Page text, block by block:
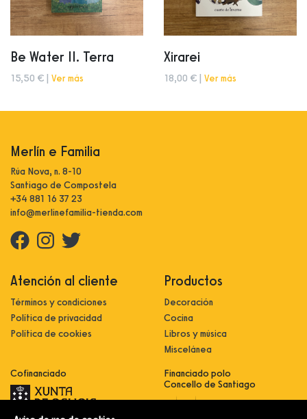
Be Water II. Terra
15,50 € | Ver más
Xirarei
18,00 € | Ver más
Merlín e Familia
Rúa Nova, n. 8-10
Santiago de Compostela
+34 881 16 37 23
info@merlinefamilia-tienda.com
Atención al cliente
Términos y condiciones
Política de privacidad
Política de cookies
Productos
Decoración
Cocina
Libros y música
Miscelánea
Cofinanciado
Financiado polo
Concello de Santiago